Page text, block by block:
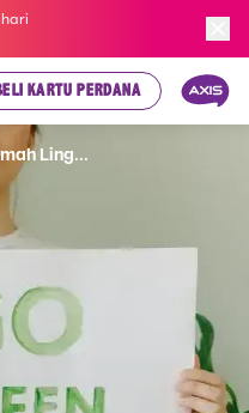
hari
KARTU PERDANA
Ling...